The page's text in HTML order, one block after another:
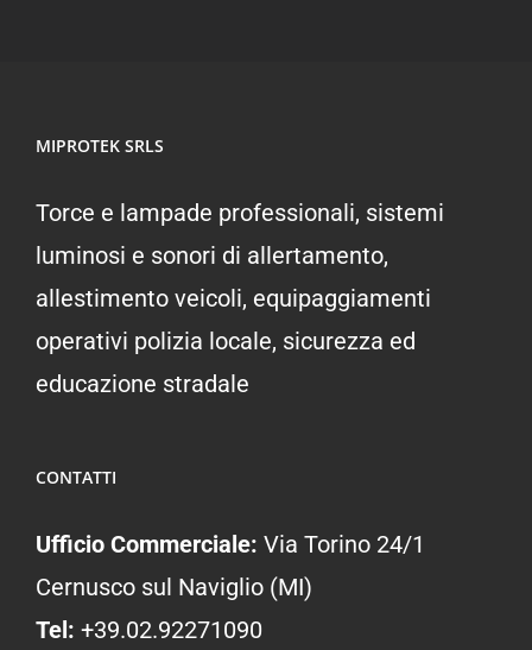
MIPROTEK SRLS
Torce e lampade professionali, sistemi
luminosi e sonori di allertamento,
allestimento veicoli, equipaggiamenti
operativi polizia locale, sicurezza ed
educazione stradale
CONTATTI
Ufficio Commerciale: Via Torino 24/1
Cernusco sul Naviglio (MI)
Tel: +39.02.92271090